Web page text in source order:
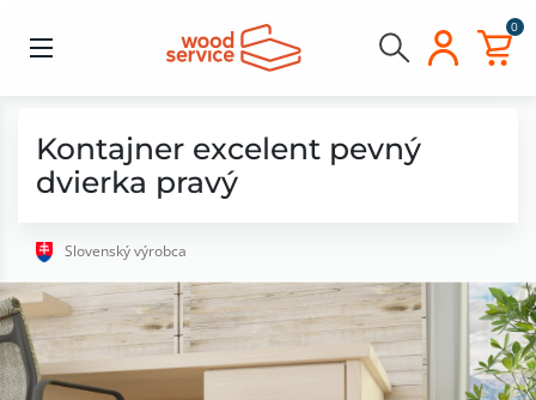
0
Kontajner excelent pevný
dvierka pravý
Slovenský výrobca